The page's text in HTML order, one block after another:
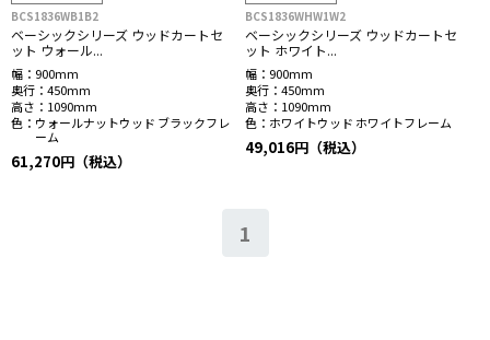
BCS1836WB1B2
ベーシックシリーズ ウッドカートセ
ット ウォール...
幅： 900mm
奥行： 450mm
高さ： 1090mm
色： ウォールナットウッド ブラックフレ
ーム
61,270円（税込）
BCS1836WHW1W2
ベーシックシリーズ ウッドカートセ
ット ホワイト...
幅： 900mm
奥行： 450mm
高さ： 1090mm
色： ホワイトウッド ホワイトフレーム
49,016円（税込）
1